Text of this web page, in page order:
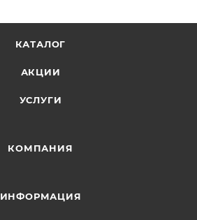
КАТАЛОГ
АКЦИИ
УСЛУГИ
КОМПАНИЯ
ИНФОРМАЦИЯ